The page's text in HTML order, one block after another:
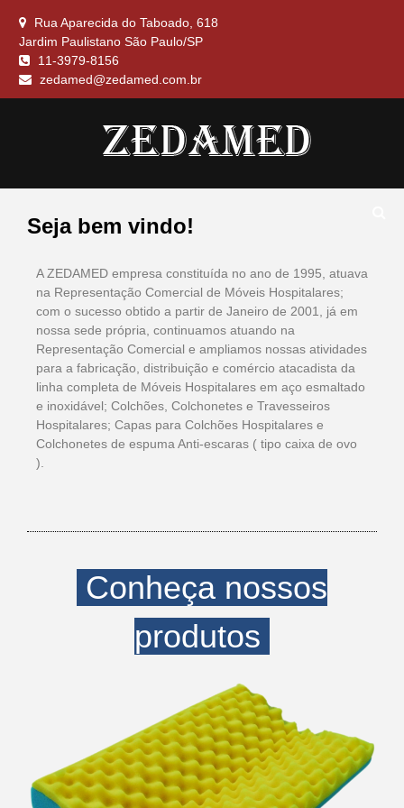
Rua Aparecida do Taboado, 618
Jardim Paulistano São Paulo/SP
11-3979-8156
zedamed@zedamed.com.br
ZEDAMED
NAPA, ENCOSTO CONFORT, LENÇOL
Seja bem vindo!
A ZEDAMED empresa constituída no ano de 1995, atuava
na Representação Comercial de Móveis Hospitalares;
com o sucesso obtido a partir de Janeiro de 2001, já em
nossa sede própria, continuamos atuando na
Representação Comercial e ampliamos nossas atividades
para a fabricação, distribuição e comércio atacadista da
linha completa de Móveis Hospitalares em aço esmaltado
e inoxidável; Colchões, Colchonetes e Travesseiros
Hospitalares; Capas para Colchões Hospitalares e
Colchonetes de espuma Anti-escaras ( tipo caixa de ovo
).
Conheça nossos
produtos